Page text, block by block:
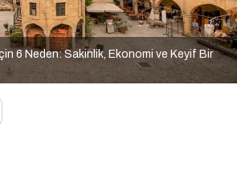
6 Neden: Sakinlik, Ekonomi ve Keyif Bir